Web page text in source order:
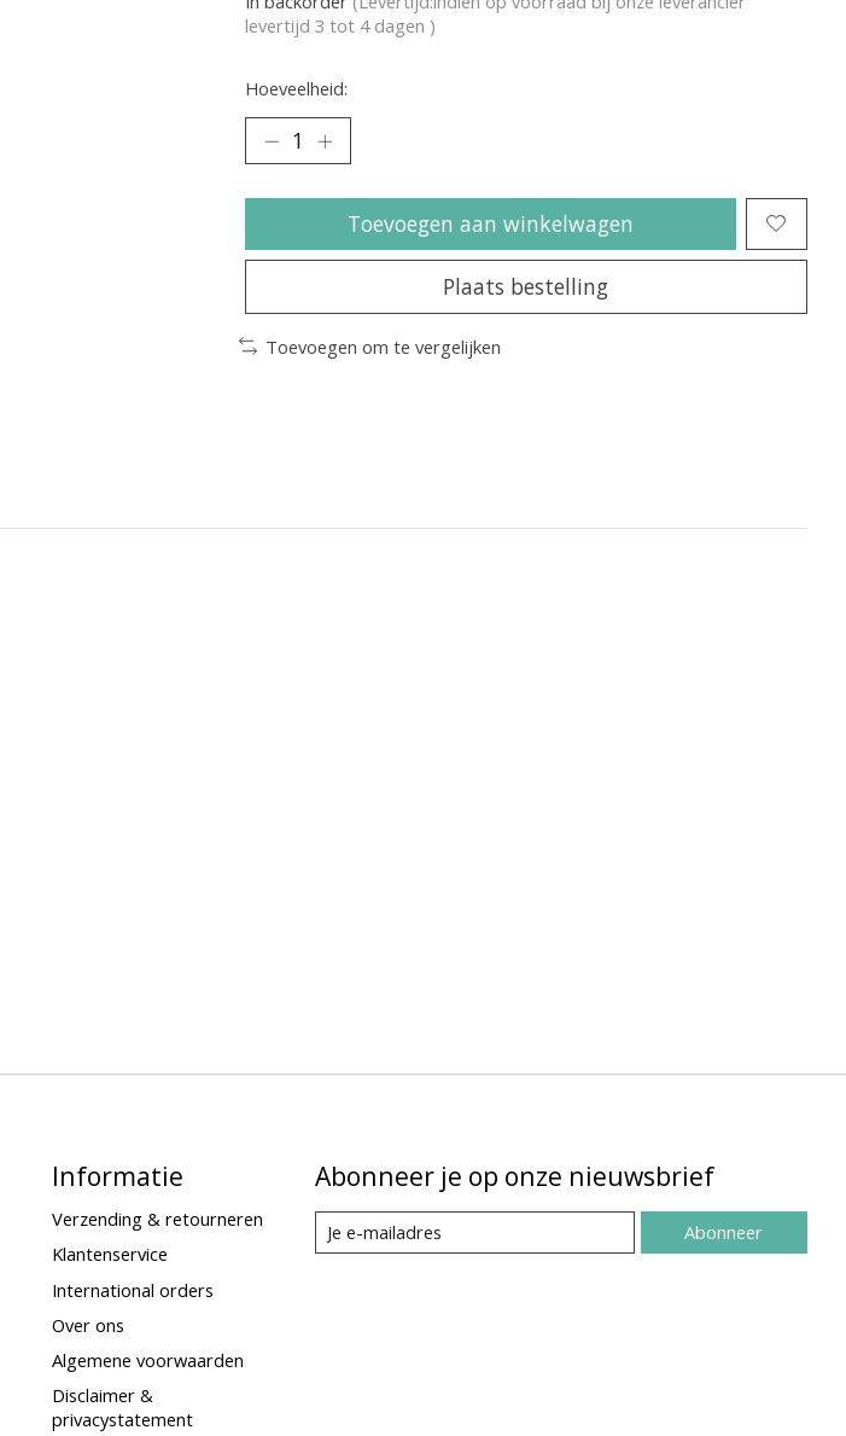
levertijd 3 tot 4 dagen )
Hoeveelheid:
Toevoegen aan winkelwagen
Plaats bestelling
Toevoegen om te vergelijken
Informatie
Verzending & retourneren
Klantenservice
International orders
Over ons
Algemene voorwaarden
Disclaimer &
privacystatement
Abonneer je op onze nieuwsbrief
Abonneer